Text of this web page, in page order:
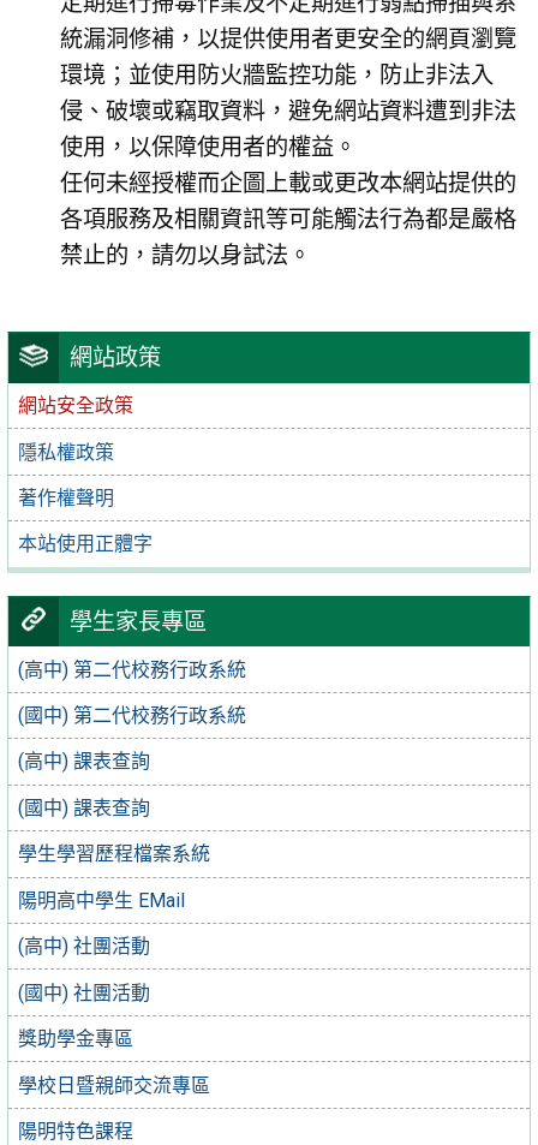
網站政策
網站安全政策
隱私權政策
著作權聲明
本站使用正體字
學生家長專區
(高中) 第二代校務行政系統
(國中) 第二代校務行政系統
(高中) 課表查詢
(國中) 課表查詢
學生學習歷程檔案系統
陽明高中學生 EMail
(高中) 社團活動
(國中) 社團活動
獎助學金專區
學校日暨親師交流專區
陽明特色課程
統漏洞修補，以提供使用者更安全的網頁瀏覽
環境；並使用防火牆監控功能，防止非法入
侵、破壞或竊取資料，避免網站資料遭到非法
使用，以保障使用者的權益。
任何未經授權而企圖上載或更改本網站提供的
各項服務及相關資訊等可能觸法行為都是嚴格
禁止的，請勿以身試法。